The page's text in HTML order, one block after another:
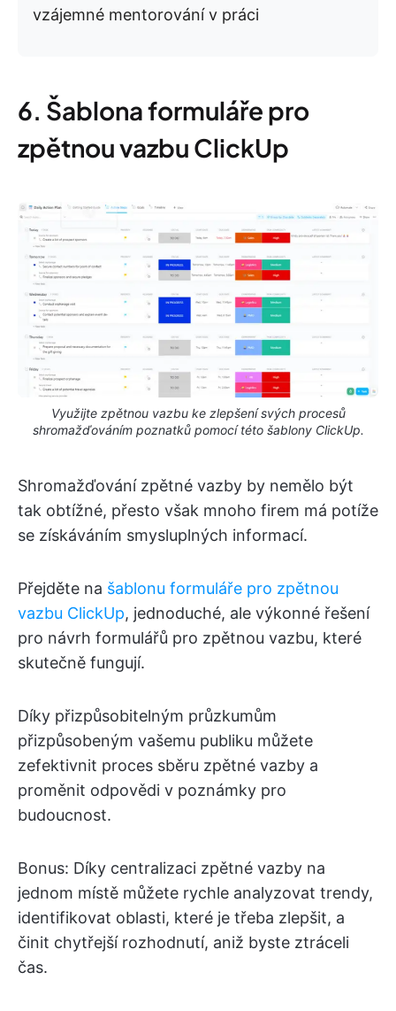
vzájemné mentorování v práci
6. Šablona formuláře pro
zpětnou vazbu ClickUp
Využijte zpětnou vazbu ke zlepšení svých procesů
shromažďováním poznatků pomocí této šablony ClickUp.
Shromažďování zpětné vazby by nemělo být
tak obtížné, přesto však mnoho firem má potíže
se získáváním smysluplných informací.
Přejděte na šablonu formuláře pro zpětnou
vazbu ClickUp, jednoduché, ale výkonné řešení
pro návrh formulářů pro zpětnou vazbu, které
skutečně fungují.
Díky přizpůsobitelným průzkumům
přizpůsobeným vašemu publiku můžete
zefektivnit proces sběru zpětné vazby a
proměnit odpovědi v poznámky pro
budoucnost.
Bonus: Díky centralizaci zpětné vazby na
jednom místě můžete rychle analyzovat trendy,
identifikovat oblasti, které je třeba zlepšit, a
činit chytřejší rozhodnutí, aniž byste ztráceli
čas.